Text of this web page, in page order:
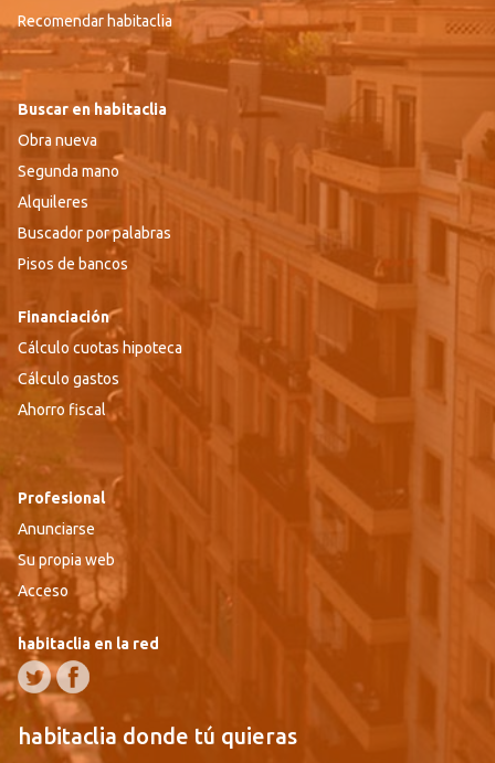
Recomendar habitaclia
Buscar en habitaclia
Obra nueva
Segunda mano
Alquileres
Buscador por palabras
Pisos de bancos
Financiación
Cálculo cuotas hipoteca
Cálculo gastos
Ahorro fiscal
Profesional
Anunciarse
Su propia web
Acceso
habitaclia en la red
habitaclia donde tú quieras